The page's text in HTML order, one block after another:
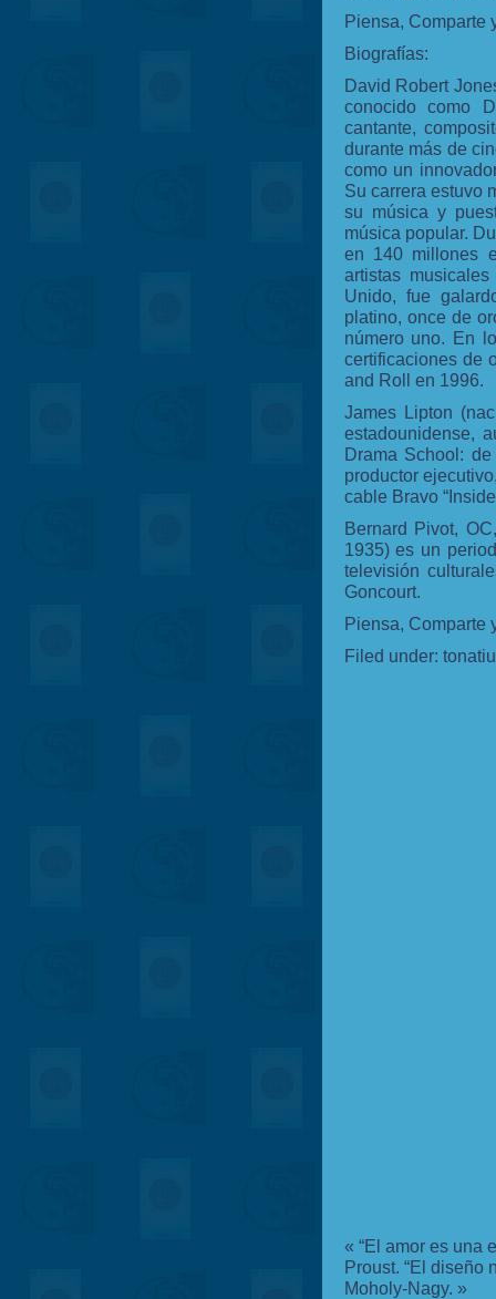
Piensa, Comparte
Biografías:
David Robert
conocido como
cantante,
durante más de
como un
Su carrera estuvo
su música y
música popular.
en 140 millones
artistas
Unido, fue
platino, once de
número uno. En
certificaciones de
and Roll en 1996.
James Lipton
estadounidense,
Drama School:
productor
cable Bravo
Bernard Pivot,
1935) es un
televisión
Goncourt.
Piensa, Comparte
Filed under:
« “El amor es una
Proust. “El diseño
Moholy-Nagy. »